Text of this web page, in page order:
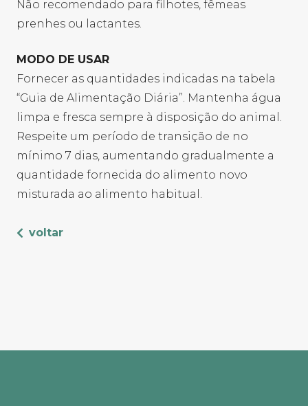
Não recomendado para filhotes, fêmeas
prenhes ou lactantes.
MODO DE USAR
Fornecer as quantidades indicadas na tabela
“Guia de Alimentação Diária”. Mantenha água
limpa e fresca sempre à disposição do animal.
Respeite um período de transição de no
mínimo 7 dias, aumentando gradualmente a
quantidade fornecida do alimento novo
misturada ao alimento habitual.
voltar